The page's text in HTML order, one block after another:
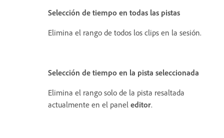
Selección de tiempo en todas las pistas
Elimina el rango de todos los clips en la sesión.
Selección de tiempo en la pista seleccionada
Elimina el rango solo de la pista resaltada
actualmente en el panel editor.